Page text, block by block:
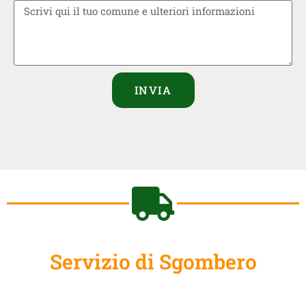
INVIA
Servizio di Sgombero